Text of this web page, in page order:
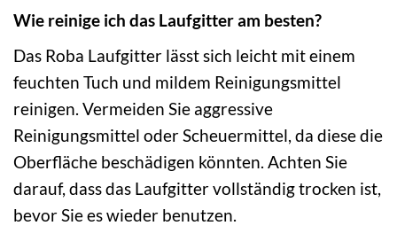
Wie reinige ich das Laufgitter am besten?
Das Roba Laufgitter lässt sich leicht mit einem
feuchten Tuch und mildem Reinigungsmittel
reinigen. Vermeiden Sie aggressive
Reinigungsmittel oder Scheuermittel, da diese die
Oberfläche beschädigen könnten. Achten Sie
darauf, dass das Laufgitter vollständig trocken ist,
bevor Sie es wieder benutzen.